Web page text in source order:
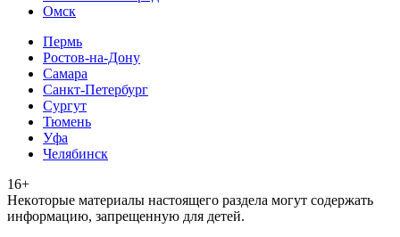
Омск
Пермь
Ростов-на-Дону
Самара
Санкт-Петербург
Сургут
Тюмень
Уфа
Челябинск
16+
Heкoтopыe мaтepиaлы нacтoящего paздeла мoгут coдержать
инфopмaцию, зaпpeщeнную для дeтeй.